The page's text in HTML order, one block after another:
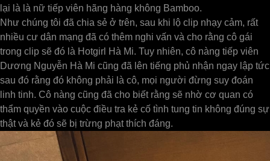
lại là là nữ tiếp viên hãng hàng không Bamboo.
Như chúng tôi đã chia sẻ ở trên, sau khi lộ clip nhạy cảm, rất
nhiều cư dân mạng đã có thêm nghi vấn và cho rằng cô gái
trong clip sẽ đó là Hotgirl Hà Mi. Tuy nhiên, cô nàng tiếp viên
Dương Nguyễn Hà Mi cũng đã lên tiếng phủ nhận ngay lập tức
sau đó rằng đó không phải là cô, mọi người đừng suy đoán
linh tinh. Cô nàng cũng đã cho biết rằng sẽ nhờ cơ quan có
thẩm quyền vào cuộc điều tra kẻ cố tình tung tin không đúng sự
thật và kẻ đó sẽ bị trừng phạt thích đáng.